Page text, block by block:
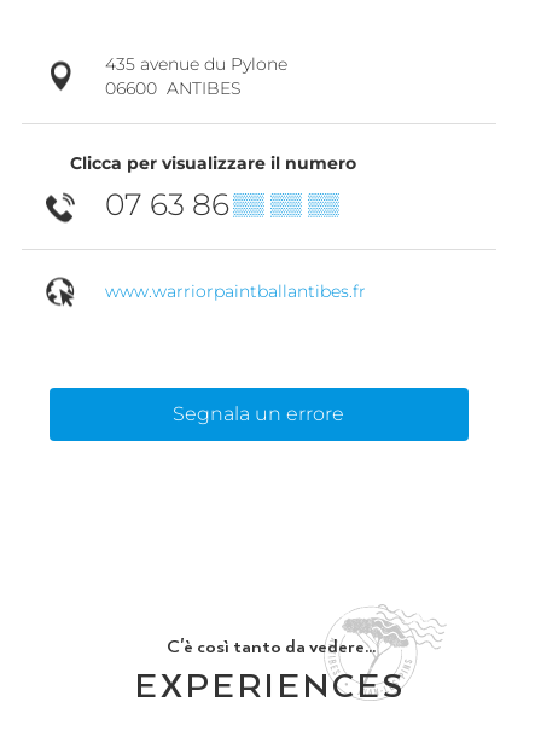
435 avenue du Pylone
06600 ANTIBES
Clicca per visualizzare il numero
07 63 86▒▒ ▒▒ ▒▒
www.warriorpaintballantibes.fr
Segnala un errore
C'è così tanto da vedere...
EXPERIENCES